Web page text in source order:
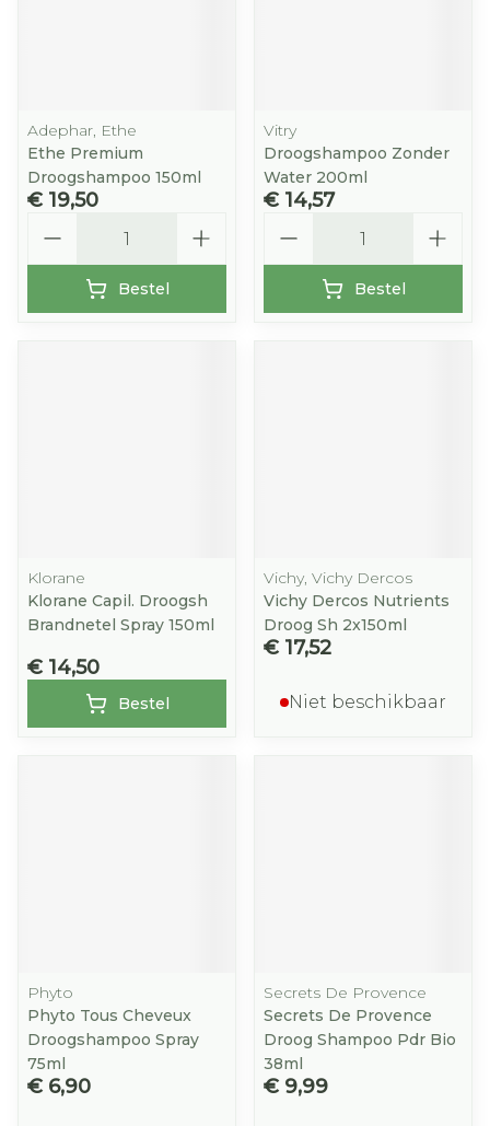
Adephar, Ethe
Ethe Premium
Droogshampoo 150ml
€ 19,50
Bestel
Vitry
Droogshampoo Zonder
Water 200ml
€ 14,57
Bestel
Klorane
Klorane Capil. Droogsh
Brandnetel Spray 150ml
€ 14,50
Bestel
Vichy, Vichy Dercos
Vichy Dercos Nutrients
Droog Sh 2x150ml
€ 17,52
Niet beschikbaar
Phyto
Phyto Tous Cheveux
Droogshampoo Spray
75ml
€ 6,90
Secrets De Provence
Secrets De Provence
Droog Shampoo Pdr Bio
38ml
€ 9,99